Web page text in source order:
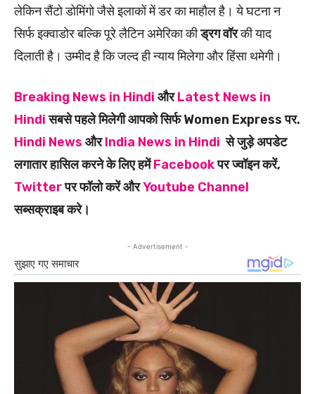
लेकिन सैंटो डोमिंगो जैसे इलाकों में डर का माहौल है। ये घटना न
सिर्फ इक्वाडोर बल्कि पूरे लैटिन अमेरिका कीड्रग वॉरकी याद
दिलाती है। उम्मीद है कि जल्द ही न्याय मिलेगा और हिंसा थमेगी।
Breaking News in Hindi औरLatest News in
Hindiसबसे पहले मिलेगी आपको सिर्फ Women Express पर.
Hindi News औरIndia News in Hindi से जुड़े अपडेट
लगातार हासिल करने के लिए हमेंFacebookपर ज्वॉइन करें,
Twitterपर फॉलो करें औरYoutube Channel
सब्सक्राइब करे।
- Advertisement -